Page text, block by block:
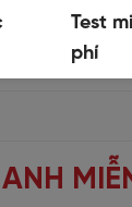
Test
phí